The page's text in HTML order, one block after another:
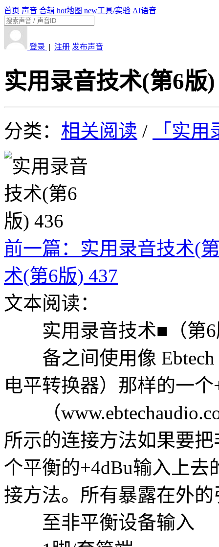
首页 声音 合辑 hot地图 new工具/实验 AI语音
登录 | 注册 发布声音
实用录音技术(第6版)
分类： 相关阅读 / 「实
前一篇：实用录音技术(
术(第6版) 437
文本阅读：
实用录音技术■（第6
备之间使用像 Ebtech
电平转换器）那样的一
（
所示的连接方法如果要
个平衡的+4dBu输入上
接方法。所有暴露在外
至非平衡设备输入